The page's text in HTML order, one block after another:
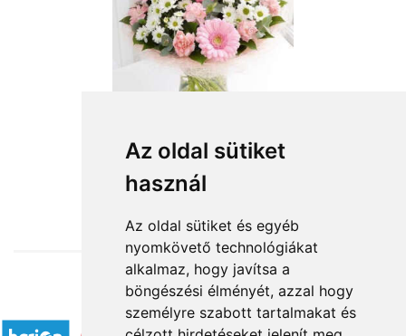
Az oldal sütiket
használ
Az oldal sütiket és egyéb
nyomkövető technológiákat
alkalmaz, hogy javítsa a
böngészési élményét, azzal hogy
személyre szabott tartalmakat és
from HUF26,720
Accepted payment methods